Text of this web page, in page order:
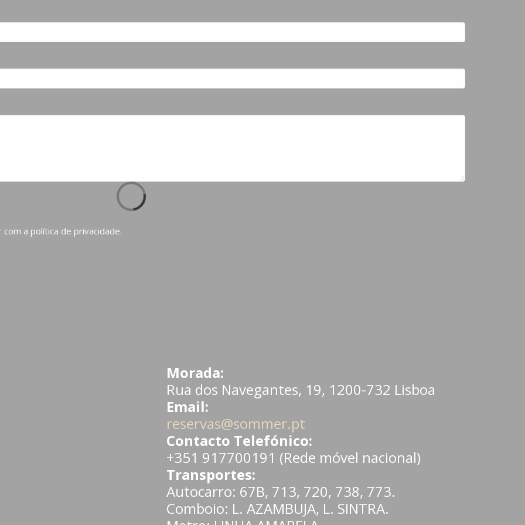
a política de privacidade.
Morada:
Rua dos Navegantes, 19, 1200-732 Lisboa
Email:
reservas@sommer.pt
Contacto Telefónico:
+351 917700191 (Rede móvel nacional)
Transportes:
Autocarro: 67B, 713, 720, 738, 773.
Comboio: L. AZAMBUJA, L. SINTRA.